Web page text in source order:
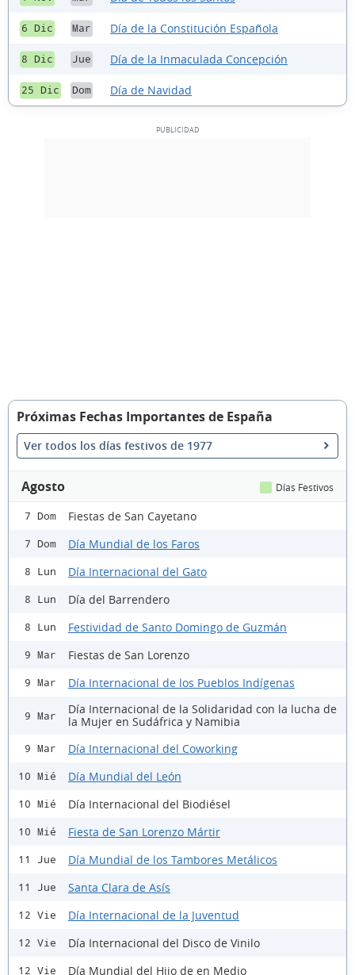
6 Dic Mar Día de la Constitución Española
8 Dic Jue Día de la Inmaculada Concepción
25 Dic Dom Día de Navidad
Próximas Fechas Importantes de España
Ver todos los días festivos de 1977
Agosto Días Festivos
7 Dom Fiestas de San Cayetano
7 Dom Día Mundial de los Faros
8 Lun Día Internacional del Gato
8 Lun Día del Barrendero
8 Lun Festividad de Santo Domingo de Guzmán
9 Mar Fiestas de San Lorenzo
9 Mar Día Internacional de los Pueblos Indígenas
9 Mar
Día Internacional de la Solidaridad con la lucha de
la Mujer en Sudáfrica y Namibia
9 Mar Día Internacional del Coworking
10 Mié Día Mundial del León
10 Mié Día Internacional del Biodiésel
10 Mié Fiesta de San Lorenzo Mártir
11 Jue Día Mundial de los Tambores Metálicos
11 Jue Santa Clara de Asís
12 Vie Día Internacional de la Juventud
12 Vie Día Internacional del Disco de Vinilo
12 Vie Día Mundial del Hijo de en Medio